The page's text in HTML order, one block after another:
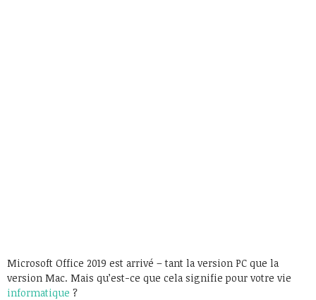
Microsoft Office 2019 est arrivé – tant la version PC que la
version Mac. Mais qu’est-ce que cela signifie pour votre vie
informatique ?